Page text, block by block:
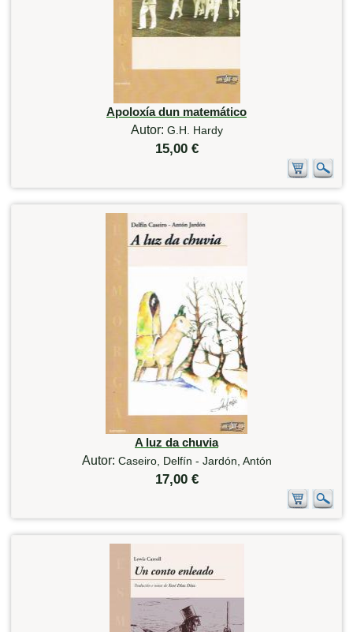
Apoloxía dun matemático
Autor: G.H. Hardy
15,00 €
A luz da chuvia
Autor: Caseiro, Delfín - Jardón, Antón
17,00 €